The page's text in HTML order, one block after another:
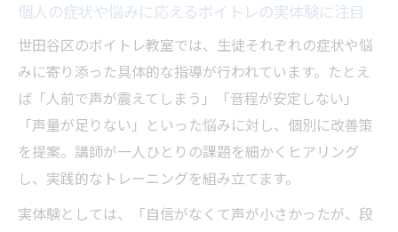
個人の症状や悩みに応えるボイトレの実体験に注目
世田谷区のボイトレ教室では、生徒それぞれの症状や悩
みに寄り添った具体的な指導が行われています。たとえ
ば「人前で声が震えてしまう」「音程が安定しない」
「声量が足りない」といった悩みに対し、個別に改善策
を提案。講師が一人ひとりの課題を細かくヒアリング
し、実践的なトレーニングを組み立てます。
実体験としては、「自信がなくて声が小さかったが、段